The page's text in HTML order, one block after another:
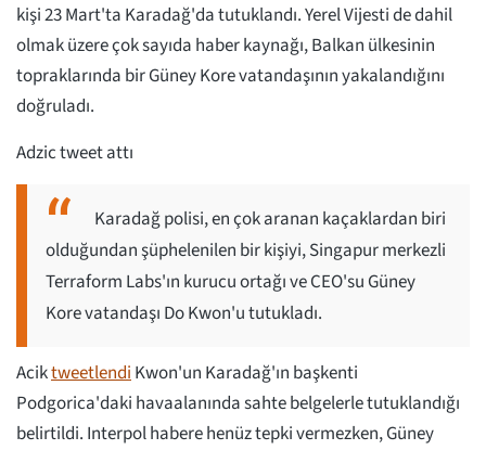
kişi 23 Mart'ta Karadağ'da tutuklandı. Yerel Vijesti de dahil
olmak üzere çok sayıda haber kaynağı, Balkan ülkesinin
topraklarında bir Güney Kore vatandaşının yakalandığını
doğruladı.
Adzic tweet attı
Karadağ polisi, en çok aranan kaçaklardan biri
olduğundan şüphelenilen bir kişiyi, Singapur merkezli
Terraform Labs'ın kurucu ortağı ve CEO'su Güney
Kore vatandaşı Do Kwon'u tutukladı.
AciktweetlendiKwon'un Karadağ'ın başkenti
Podgorica'daki havaalanında sahte belgelerle tutuklandığı
belirtildi. Interpol habere henüz tepki vermezken, Güney